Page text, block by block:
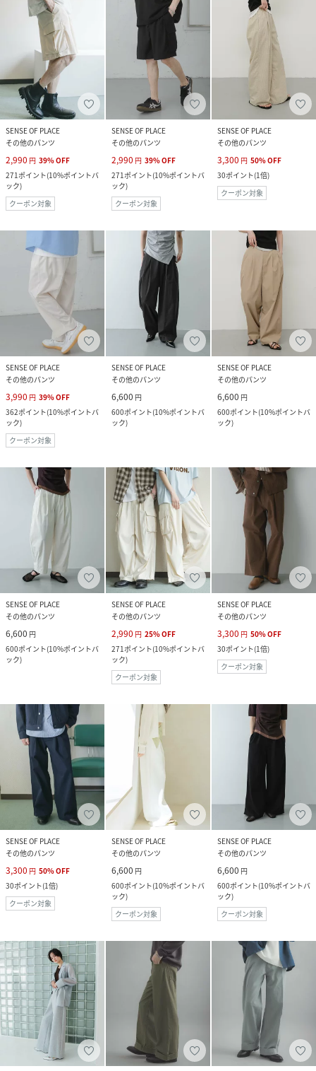
SENSE OF PLACE
その他のパンツ
2,990 円 39%OFF
271ポイント(10%ポイントバ
ック)
クーポン対象
SENSE OF PLACE
その他のパンツ
2,990 円 39%OFF
271ポイント(10%ポイントバ
ック)
クーポン対象
SENSE OF PLACE
その他のパンツ
3,300 円 50%OFF
30ポイント(1倍)
クーポン対象
SENSE OF PLACE
その他のパンツ
3,990 円 39%OFF
362ポイント(10%ポイントバ
ック)
クーポン対象
SENSE OF PLACE
その他のパンツ
6,600 円
600ポイント(10%ポイントバ
ック)
SENSE OF PLACE
その他のパンツ
6,600 円
600ポイント(10%ポイントバ
ック)
SENSE OF PLACE
その他のパンツ
6,600 円
600ポイント(10%ポイントバ
ック)
SENSE OF PLACE
その他のパンツ
2,990 円 25%OFF
271ポイント(10%ポイントバ
ック)
クーポン対象
SENSE OF PLACE
その他のパンツ
3,300 円 50%OFF
30ポイント(1倍)
クーポン対象
SENSE OF PLACE
その他のパンツ
3,300 円 50%OFF
30ポイント(1倍)
クーポン対象
SENSE OF PLACE
その他のパンツ
6,600 円
600ポイント(10%ポイントバ
ック)
クーポン対象
SENSE OF PLACE
その他のパンツ
6,600 円
600ポイント(10%ポイントバ
ック)
クーポン対象